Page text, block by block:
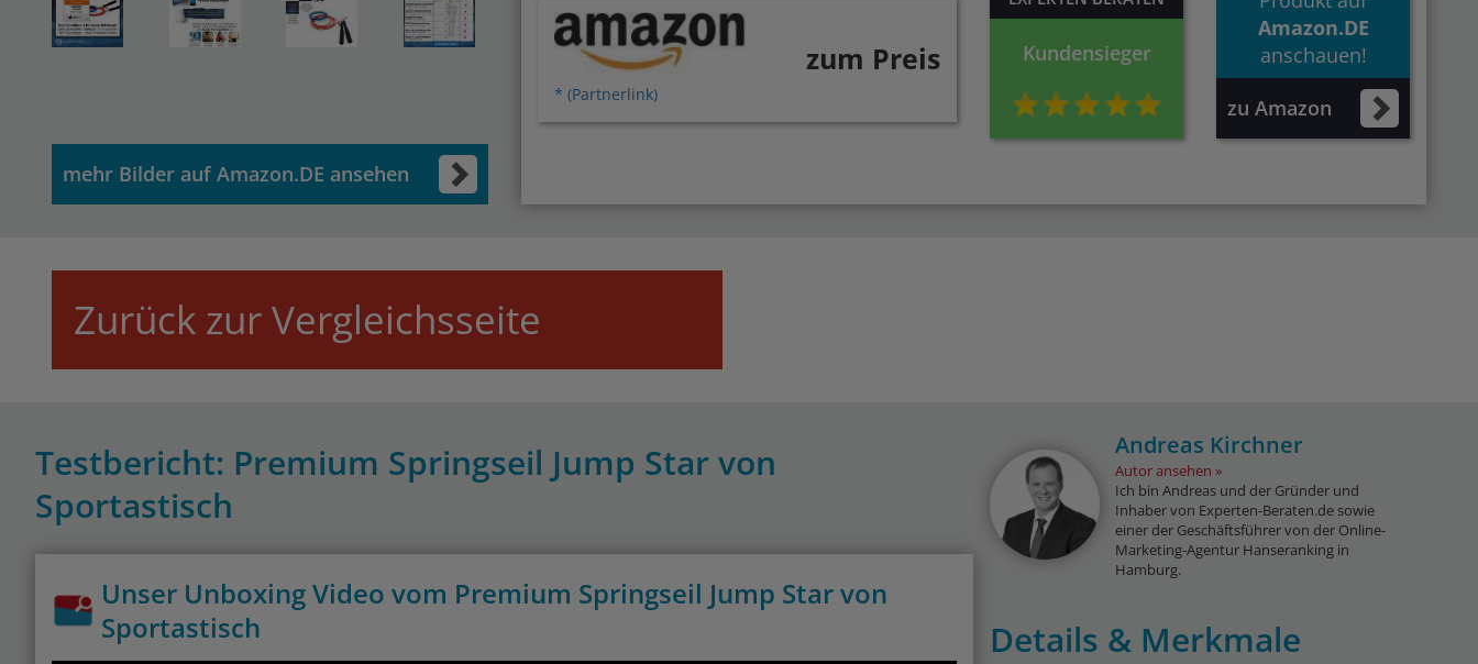
mehr Bilder auf Amazon.DE ansehen
* (Partnerlink)
zum Preis Kundensieger
Amazon.DE
anschauen!
zu Amazon
Zurück zur Vergleichsseite
Testbericht: Premium Springseil Jump Star von
Sportastisch
Unser Unboxing Video vom Premium Springseil Jump Star von
Sportastisch
Andreas Kirchner
Autor ansehen
Ich bin Andreas und der Gründer und
Inhaber von Experten-Beraten.de sowie
einer der Geschäftsführer von der Online-
Marketing-Agentur Hanseranking in
Hamburg.
Details & Merkmale